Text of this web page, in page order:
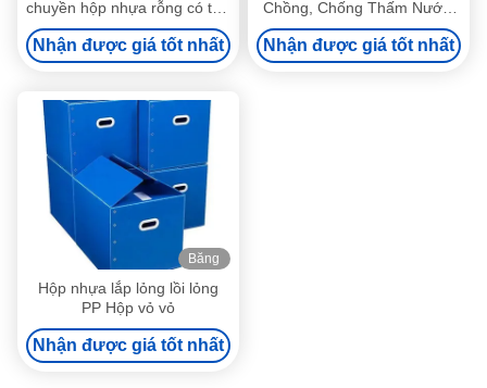
chuyền hộp nhựa rỗng có thể
xếp chồng
Nhận được giá tốt nhất
Chồng, Chống Thấm Nước,
Đóng Gói Hậu Cần, Nhẹ, Có
Thể Gập Lại, Thùng Vận
Chuyển
Nhận được giá tốt nhất
Băng
hình
Hộp nhựa lắp lỏng lồi lỏng
PP Hộp vỏ vỏ
Nhận được giá tốt nhất